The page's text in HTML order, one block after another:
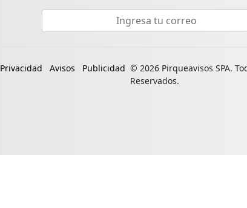
Email address
Privacidad Avisos
Publicidad © 2026 Pirqueavisos SPA.
Reservados.